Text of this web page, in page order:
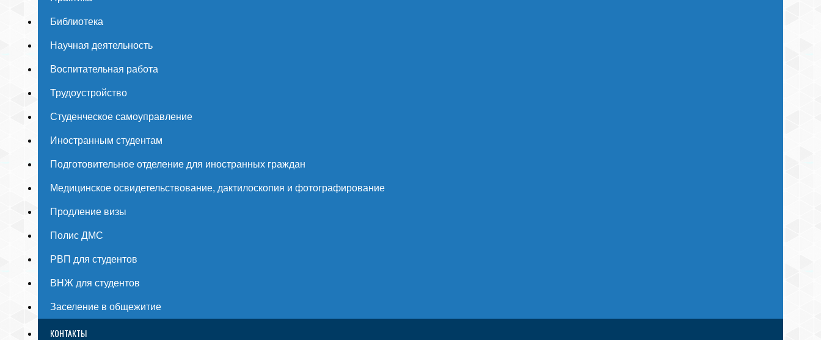
Библиотека
Научная деятельность
Воспитательная работа
Трудоустройство
Студенческое самоуправление
Иностранным студентам
Подготовительное отделение для иностранных граждан
Медицинское освидетельствование, дактилоскопия и фотографирование
Продление визы
Полис ДМС
РВП для студентов
ВНЖ для студентов
Заселение в общежитие
КОНТАКТЫ